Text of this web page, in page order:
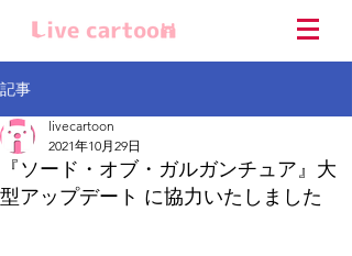
記事
『ソード・オブ・ガルガンチュア』大
型アップデート に協力いたしました
livecartoon
2021年10月29日